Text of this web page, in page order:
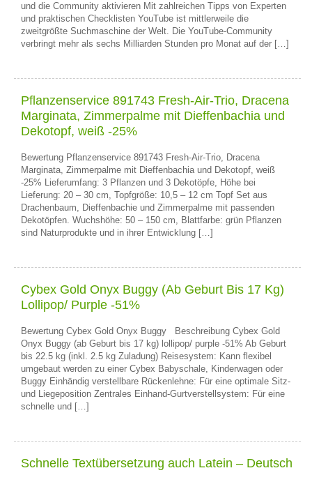
und die Community aktivieren Mit zahlreichen Tipps von Experten
und praktischen Checklisten YouTube ist mittlerweile die
zweitgrößte Suchmaschine der Welt. Die YouTube-Community
verbringt mehr als sechs Milliarden Stunden pro Monat auf der […]
Pflanzenservice 891743 Fresh-Air-Trio, Dracena
Marginata, Zimmerpalme mit Dieffenbachia und
Dekotopf, weiß -25%
Bewertung Pflanzenservice 891743 Fresh-Air-Trio, Dracena
Marginata, Zimmerpalme mit Dieffenbachia und Dekotopf, weiß
-25% Lieferumfang: 3 Pflanzen und 3 Dekotöpfe, Höhe bei
Lieferung: 20 – 30 cm, Topfgröße: 10,5 – 12 cm Topf Set aus
Drachenbaum, Dieffenbachie und Zimmerpalme mit passenden
Dekotöpfen. Wuchshöhe: 50 – 150 cm, Blattfarbe: grün Pflanzen
sind Naturprodukte und in ihrer Entwicklung […]
Cybex Gold Onyx Buggy (Ab Geburt Bis 17 Kg)
Lollipop/ Purple -51%
Bewertung Cybex Gold Onyx Buggy Beschreibung Cybex Gold
Onyx Buggy (ab Geburt bis 17 kg) lollipop/ purple -51% Ab Geburt
bis 22.5 kg (inkl. 2.5 kg Zuladung) Reisesystem: Kann flexibel
umgebaut werden zu einer Cybex Babyschale, Kinderwagen oder
Buggy Einhändig verstellbare Rückenlehne: Für eine optimale Sitz-
und Liegeposition Zentrales Einhand-Gurtverstellsystem: Für eine
schnelle und […]
Schnelle Textübersetzung auch Latein – Deutsch